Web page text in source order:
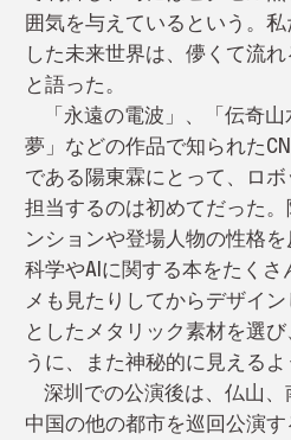
囲気を与えているという。
した未来世界は、儚くて流
と語った。
「永遠の電波」、「伝奇
夢」などの作品で知られた
である陽東霖にとって、ロ
担当するのは初めてだった
ンションや登場人物の性格
科学やAIに関する本をたく
メも見たりしてからデザイ
としたメタリック素材を選
うに、また神秘的に見えるよ
深圳での公演後は、仏山
中国の他の都市を巡回公演す